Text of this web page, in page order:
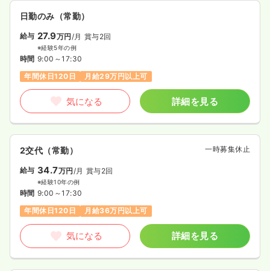
日勤のみ（常勤）
給与 27.9万円 /月 賞与2回
※経験5年の例
時間 9:00～17:30
年間休日120日
月給29万円以上可
気になる 詳細を見る
2交代（常勤） 一時募集休止
給与 34.7万円/月 賞与2回
※経験10年の例
時間 9:00～17:30
年間休日120日
月給36万円以上可
気になる 詳細を見る